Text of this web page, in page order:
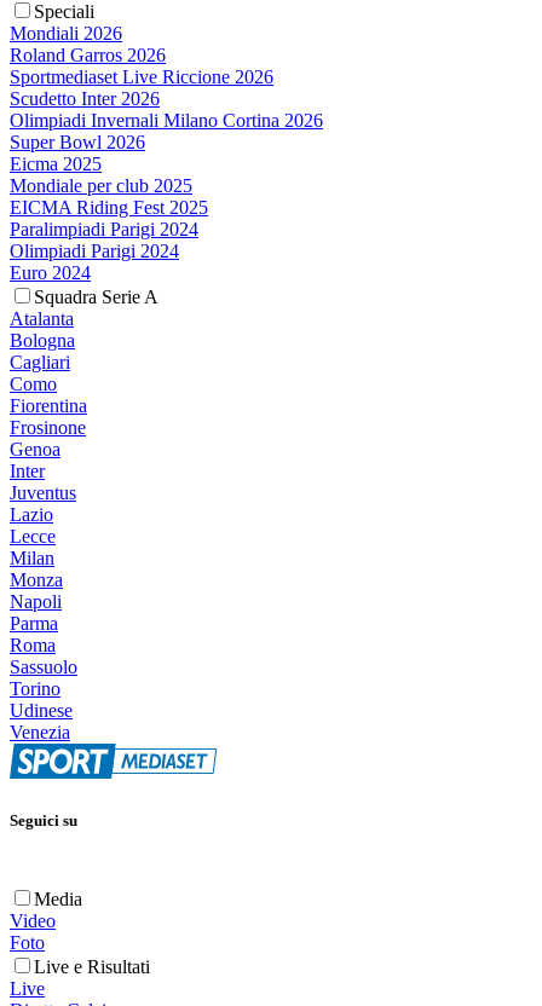
Speciali
Mondiali 2026
Roland Garros 2026
Sportmediaset Live Riccione 2026
Scudetto Inter 2026
Olimpiadi Invernali Milano Cortina 2026
Super Bowl 2026
Eicma 2025
Mondiale per club 2025
EICMA Riding Fest 2025
Paralimpiadi Parigi 2024
Olimpiadi Parigi 2024
Euro 2024
Squadra Serie A
Atalanta
Bologna
Cagliari
Como
Fiorentina
Frosinone
Genoa
Inter
Juventus
Lazio
Lecce
Milan
Monza
Napoli
Parma
Roma
Sassuolo
Torino
Udinese
Venezia
Seguici su
Media
Video
Foto
Live e Risultati
Live